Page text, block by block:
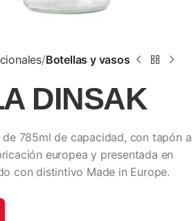
Botellas y vasos
DINSAK
785ml de capacidad, con tapón a
europea y presentada en
con distintivo Made in Europe.